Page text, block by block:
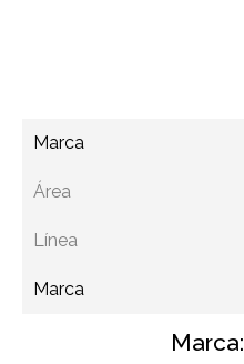
Marca
Área
Línea
Marca
Marca: